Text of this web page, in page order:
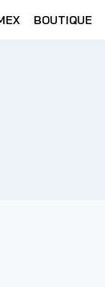
BOUTIQUE